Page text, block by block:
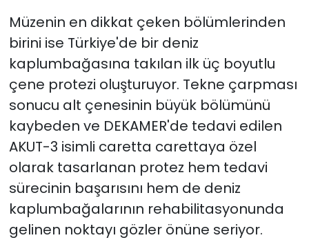
Müzenin en dikkat çeken bölümlerinden
birini ise Türkiye'de bir deniz
kaplumbağasına takılan ilk üç boyutlu
çene protezi oluşturuyor. Tekne çarpması
sonucu alt çenesinin büyük bölümünü
kaybeden ve DEKAMER'de tedavi edilen
AKUT-3 isimli caretta carettaya özel
olarak tasarlanan protez hem tedavi
sürecinin başarısını hem de deniz
kaplumbağalarının rehabilitasyonunda
gelinen noktayı gözler önüne seriyor.